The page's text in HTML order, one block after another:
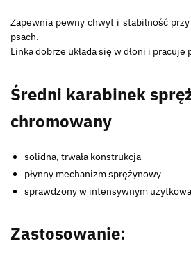
Zapewnia pewny chwyt i stabilność
psach.
Linka dobrze układa się w dłoni i
Średni karabinek
chromowany
solidna, trwała konstrukcja
płynny mechanizm sprężynowy
sprawdzony w intensywnym
Zastosowanie: